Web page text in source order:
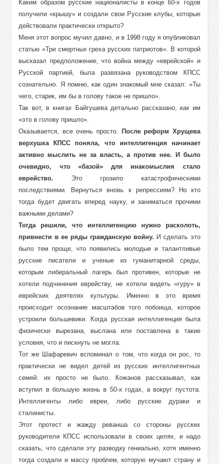
Каким образом русские националисты в конце 60-х годов
получили «крышу» и создали свои Русские клубы, которые
действовали практически открыто?
Меня этот вопрос мучил давно, и в 1998 году я опубликовал
статью «Три смертных греха русских патриотов». В которой
высказал предположение, что война между «еврейской» и
Русской партией, была развязана руководством КПСС
сознательно. Я помню, как один знакомый мне сказал: «Ты
чего, старик, им бы в голову такое не пришло».
Так вот, в книгах Байгушева детально рассказано,каким
«это в голову пришло».
Оказывается, все очень просто.
После реформ Хрущева
верхушка КПСС поняла, что интеллигенция начинает
активно мыслить не за власть, а против нее. И было
очевидно, что «базой» для инакомыслия стало
еврейство. Это грозило катастрофическими
последствиями. Вернуться вновь к репрессиям? Но кто
тогда будет двигать вперед науку, и заниматься прочими
важными делами?
Тогда решили, что интеллигенцию нужно расколоть,
привнести в ее ряды гражданскую войну. И сделать это
было тем проще, что появились молодые и талантливые
русские писатели и ученые из гуманитарной среды,
которым либеральный лагерь был противен, которые не
хотели подчинения еврейству, не хотели видеть «гуру» в
еврейских деятелях культуры. Именно в это время
происходит осознание масштабов того побоища, которое
устроили большевики. Когда русская интеллигенция была
физически вырезана, выслана или поставлена в такие
условия, что и пискнуть не могла.
Тот же Шафаревич вспоминал о том, что когда он рос, то
практически не видел детей из русских интеллигентных
семей: их просто не было. Кожанов рассказывал, как
вступил в большую жизнь в 50-х годах, а вокруг пустота.
Интеллигенты либо евреи, либо русские дураки и
сталинисты.
Этот протест и жажду реванша со стороны русских
руководители КПСС использовали в своих целях, и надо
сказать, что сделали эту разводку гениально, хотя именно
тогда создали и массу проблем, которую мучают страну и